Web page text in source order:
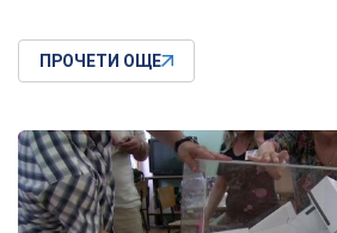
ПРОЧЕТИ ОЩЕ